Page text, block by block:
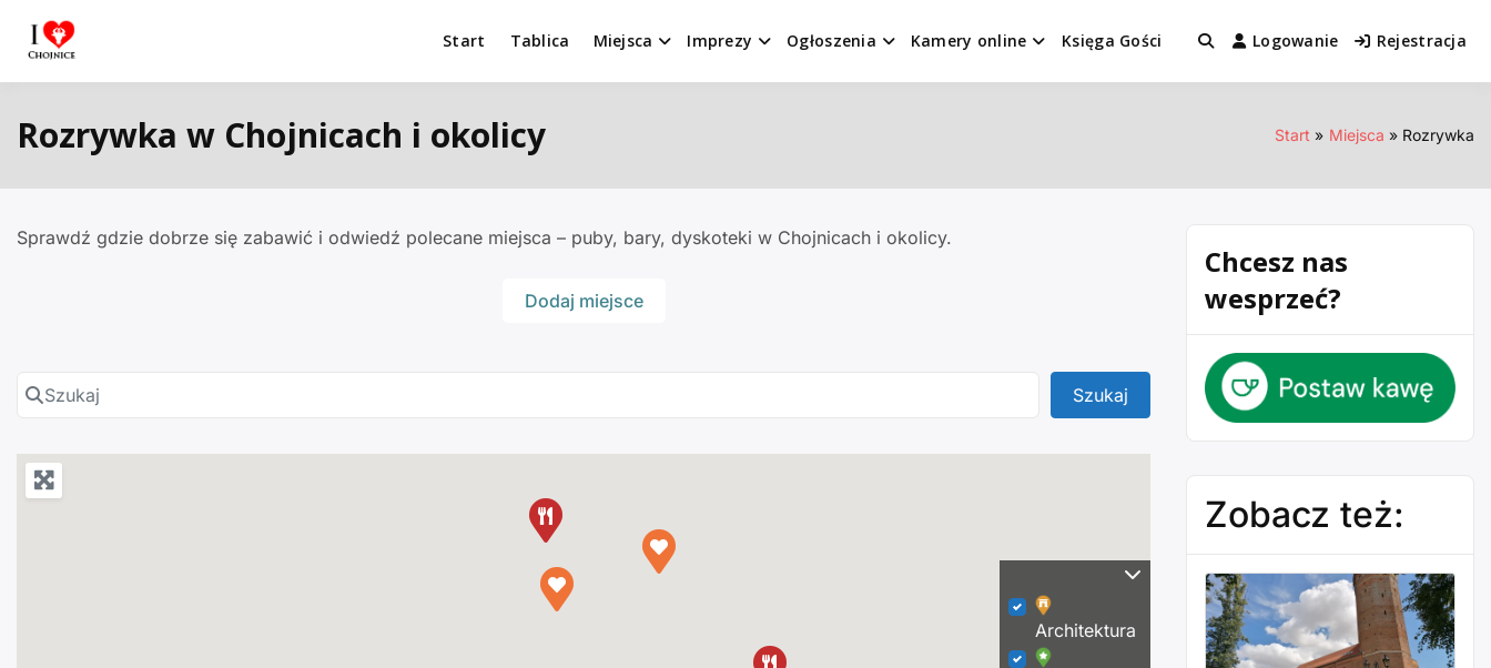
Start Tablica Miejsca Imprezy Ogłoszenia Kamery online Księga Gości Logowanie Rejestracja
Rozrywka w Chojnicach i okolicy Start Miejsca Rozrywka
Sprawdź gdzie dobrze się zabawić i odwiedź polecane miejsca – puby, bary, dyskoteki w Chojnicach i okolicy.
Dodaj miejsce
Szukaj SzukajSzukaj
Architektura
Chcesz nas
wesprzeć?
Zobacz też: